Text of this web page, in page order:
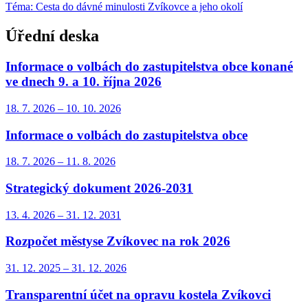
Téma: Cesta do dávné minulosti Zvíkovce a jeho okolí
Úřední deska
Informace o volbách do zastupitelstva obce konané
ve dnech 9. a 10. října 2026
18. 7. 2026 – 10. 10. 2026
Informace o volbách do zastupitelstva obce
18. 7. 2026 – 11. 8. 2026
Strategický dokument 2026-2031
13. 4. 2026 – 31. 12. 2031
Rozpočet městyse Zvíkovec na rok 2026
31. 12. 2025 – 31. 12. 2026
Transparentní účet na opravu kostela Zvíkovci